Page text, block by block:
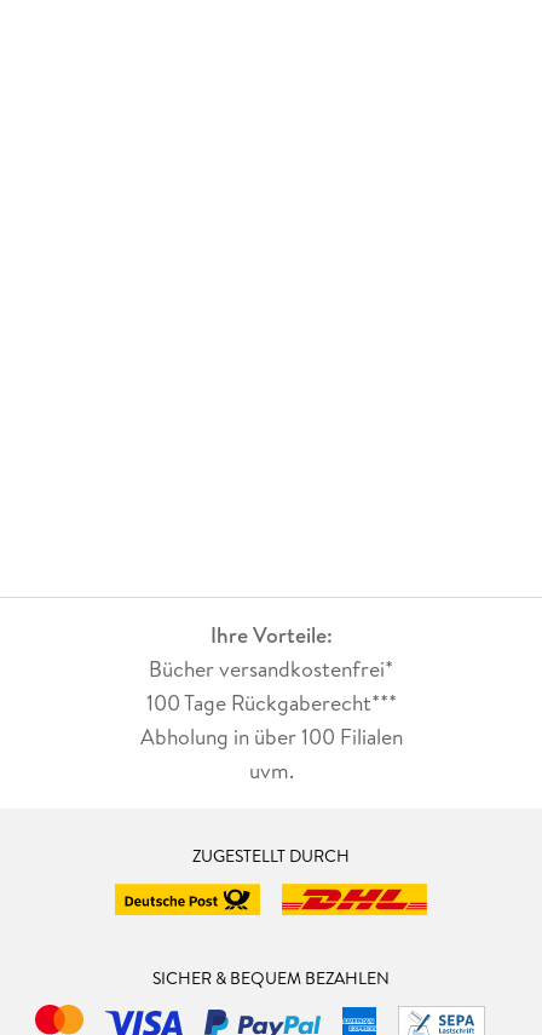
Ihre Vorteile:
Bücher versandkostenfrei*
100 Tage Rückgaberecht***
Abholung in über 100 Filialen
uvm.
ZUGESTELLT DURCH
SICHER & BEQUEM BEZAHLEN